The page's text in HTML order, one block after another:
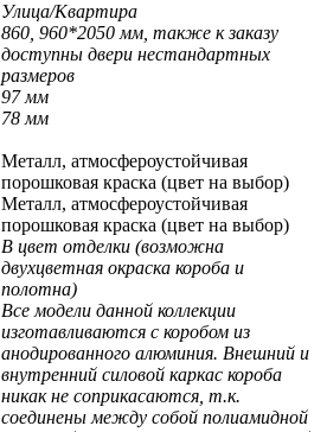
Улица/Квартира
860, 960*2050 мм, также к заказу
доступны двери нестандартных
размеров
97 мм
78 мм
Металл, атмосфероустойчивая
порошковая краска (цвет на выбор)
Металл, атмосфероустойчивая
порошковая краска (цвет на выбор)
В цвет отделки (возможна
двухцветная окраска короба и
полотна)
Все модели данной коллекции
изготавливаются с коробом из
анодированного алюминия. Внешний и
внутренний силовой каркас короба
никак не соприкасаются, т.к.
соединены между собой полиамидной